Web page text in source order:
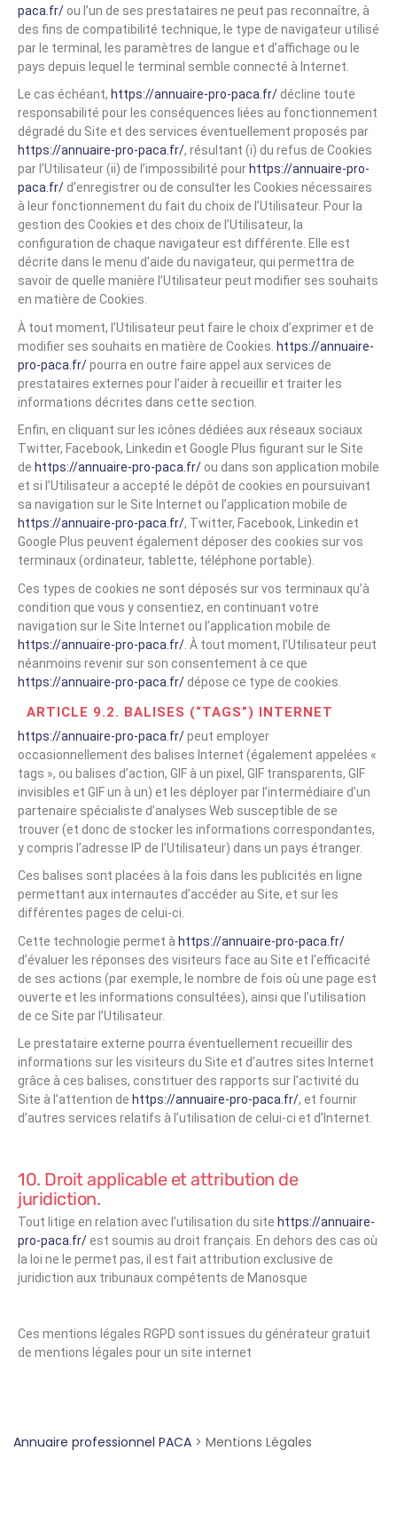
paca.fr/ ou l’un de ses prestataires ne peut pas reconnaître, à
des fins de compatibilité technique, le type de navigateur utilisé
par le terminal, les paramètres de langue et d’affichage ou le
pays depuis lequel le terminal semble connecté à Internet.
Le cas échéant, https://annuaire-pro-paca.fr/ décline toute
responsabilité pour les conséquences liées au fonctionnement
dégradé du Site et des services éventuellement proposés par
https://annuaire-pro-paca.fr/, résultant (i) du refus de Cookies
par l’Utilisateur (ii) de l’impossibilité pour https://annuaire-pro-
paca.fr/ d’enregistrer ou de consulter les Cookies nécessaires
à leur fonctionnement du fait du choix de l’Utilisateur. Pour la
gestion des Cookies et des choix de l’Utilisateur, la
configuration de chaque navigateur est différente. Elle est
décrite dans le menu d’aide du navigateur, qui permettra de
savoir de quelle manière l’Utilisateur peut modifier ses souhaits
en matière de Cookies.
À tout moment, l’Utilisateur peut faire le choix d’exprimer et de
modifier ses souhaits en matière de Cookies. https://annuaire-
pro-paca.fr/pourra en outre faire appel aux services de
prestataires externes pour l’aider à recueillir et traiter les
informations décrites dans cette section.
Enfin, en cliquant sur les icônes dédiées aux réseaux sociaux
Twitter, Facebook, Linkedin et Google Plus figurant sur le Site
de https://annuaire-pro-paca.fr/ ou dans son application mobile
et si l’Utilisateur a accepté le dépôt de cookies en poursuivant
sa navigation sur le Site Internet ou l’application mobile de
https://annuaire-pro-paca.fr/, Twitter, Facebook, Linkedin et
Google Plus peuvent également déposer des cookies sur vos
terminaux (ordinateur, tablette, téléphone portable).
Ces types de cookies ne sont déposés sur vos terminaux qu’à
condition que vous y consentiez, en continuant votre
navigation sur le Site Internet ou l’application mobile de
https://annuaire-pro-paca.fr/ . À tout moment, l’Utilisateur peut
néanmoins revenir sur son consentement à ce que
https://annuaire-pro-paca.fr/ dépose ce type de cookies.
ARTICLE 9.2. BALISES (“TAGS”) INTERNET
https://annuaire-pro-paca.fr/peut employer
occasionnellement des balises Internet (également appelées «
tags », ou balises d’action, GIF à un pixel, GIF transparents, GIF
invisibles et GIF un à un) et les déployer par l’intermédiaire d’un
partenaire spécialiste d’analyses Web susceptible de se
trouver (et donc de stocker les informations correspondantes,
y compris l’adresse IP de l’Utilisateur) dans un pays étranger.
Ces balises sont placées à la fois dans les publicités en ligne
permettant aux internautes d’accéder au Site, et sur les
différentes pages de celui-ci.
Cette technologie permet à https://annuaire-pro-paca.fr/
d’évaluer les réponses des visiteurs face au Site et l’efficacité
de ses actions (par exemple, le nombre de fois où une page est
ouverte et les informations consultées), ainsi que l’utilisation
de ce Site par l’Utilisateur.
Le prestataire externe pourra éventuellement recueillir des
informations sur les visiteurs du Site et d’autres sites Internet
grâce à ces balises, constituer des rapports sur l’activité du
Site à l’attention de https://annuaire-pro-paca.fr/, et fournir
d’autres services relatifs à l’utilisation de celui-ci et d’Internet.
10. Droit applicable et attribution de
juridiction.
Tout litige en relation avec l’utilisation du site https://annuaire-
pro-paca.fr/est soumis au droit français. En dehors des cas où
la loi ne le permet pas, il est fait attribution exclusive de
juridiction aux tribunaux compétents de Manosque
Ces mentions légales RGPD sont issues du générateur gratuit
de mentions légales pour un site internet
Annuaire professionnel PACA > Mentions Légales